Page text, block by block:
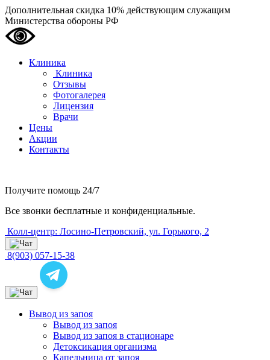
Дополнительная скидка 10% действующим служащим
Министерства обороны РФ
Клиника
Клиника
Отзывы
Фотогалерея
Лицензия
Врачи
Цены
Акции
Контакты
Получите помощь 24/7
Все звонки бесплатные и конфиденциальные.
Колл-центр: Лосино-Петровский, ул. Горького, 2
8(903) 057-15-38
Вывод из запоя
Вывод из запоя
Вывод из запоя в стационаре
Детоксикация организма
Капельница от запоя